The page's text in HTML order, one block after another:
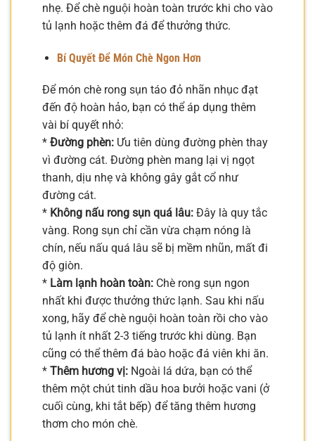
nhẹ. Để chè nguội hoàn toàn trước khi cho vào
tủ lạnh hoặc thêm đá để thưởng thức.
Bí Quyết Để Món Chè Ngon Hơn
Để món chè rong sụn táo đỏ nhãn nhục đạt
đến độ hoàn hảo, bạn có thể áp dụng thêm
vài bí quyết nhỏ:
* Đường phèn: Ưu tiên dùng đường phèn thay
vì đường cát. Đường phèn mang lại vị ngọt
thanh, dịu nhẹ và không gây gắt cổ như
đường cát.
* Không nấu rong sụn quá lâu: Đây là quy tắc
vàng. Rong sụn chỉ cần vừa chạm nóng là
chín, nếu nấu quá lâu sẽ bị mềm nhũn, mất đi
độ giòn.
* Làm lạnh hoàn toàn: Chè rong sụn ngon
nhất khi được thưởng thức lạnh. Sau khi nấu
xong, hãy để chè nguội hoàn toàn rồi cho vào
tủ lạnh ít nhất 2-3 tiếng trước khi dùng. Bạn
cũng có thể thêm đá bào hoặc đá viên khi ăn.
* Thêm hương vị: Ngoài lá dứa, bạn có thể
thêm một chút tinh dầu hoa bưởi hoặc vani (ở
cuối cùng, khi tắt bếp) để tăng thêm hương
thơm cho món chè.